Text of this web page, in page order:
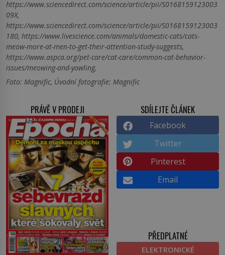
https://www.sciencedirect.com/science/article/pii/S0168159123003
09X,
https://www.sciencedirect.com/science/article/pii/S0168159123003
180, https://www.livescience.com/animals/domestic-cats/cats-
meow-more-at-men-to-get-their-attention-study-suggests,
https://www.aspca.org/pet-care/cat-care/common-cat-behavior-
issues/meowing-and-yowling,
Foto: Magnific, Úvodní fotografie: Magnific
PRÁVĚ V PRODEJI SDÍLEJTE ČLÁNEK
Facebook
Twitter
Pinterest
Email
PŘEDPLATNÉ
ELEKTRONICKÉ